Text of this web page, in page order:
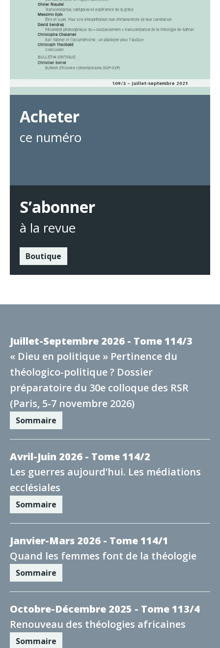
Acheter
ce numéro
S’abonner
à la revue
Boutique
Juillet-Septembre 2026 - Tome 114/3
« Dieu en politique » Pertinence du
théologico-politique ? Dossier
préparatoire du 30e colloque des RSR
(Paris, 5-7 novembre 2026)
Sommaire
Avril-Juin 2026 - Tome 114/2
Les guerres aujourd’hui. Les médiations
ecclésiales
Sommaire
Janvier-Mars 2026 - Tome 114/1
Quand les femmes font de la théologie
Sommaire
Octobre-Décembre 2025 - Tome 113/4
Renouveau des théologies africaines
Sommaire